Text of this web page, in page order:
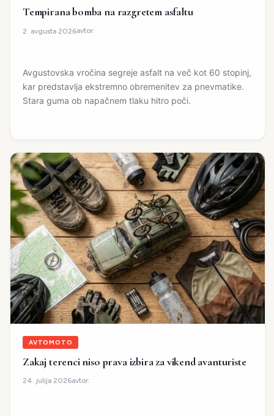
Tempirana bomba na razgretem asfaltu
2. avgusta 2026avtor:
Avgustovska vročina segreje asfalt na več kot 60 stopinj,
kar predstavlja ekstremno obremenitev za pnevmatike.
Stara guma ob napačnem tlaku hitro poči.
AVTOMOTO
Zakaj terenci niso prava izbira za vikend avanturiste
24. julija 2026avtor: